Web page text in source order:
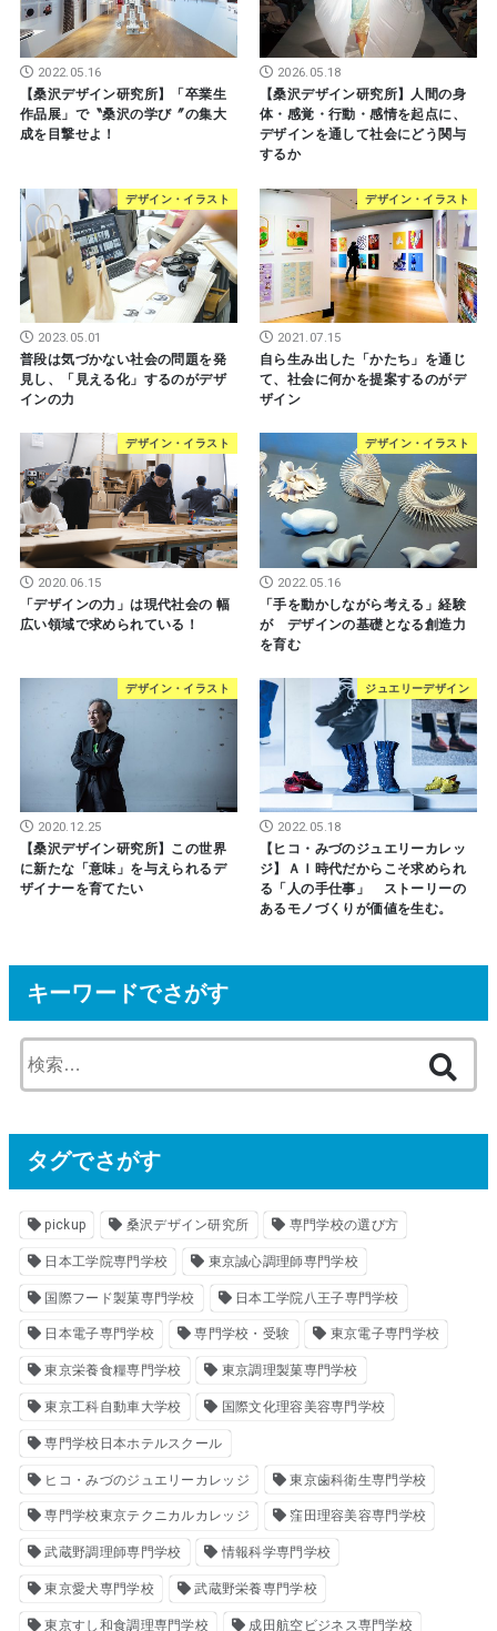
2022.05.16
【桑沢デザイン研究所】「卒業生
作品展」で〝桑沢の学び〞の集大
成を目撃せよ！
2026.05.18
【桑沢デザイン研究所】人間の身
体・感覚・行動・感情を起点に、
デザインを通して社会にどう関与
するか
デザイン・イラスト
2023.05.01
普段は気づかない社会の問題を発
見し、「見える化」するのがデザ
インの力
デザイン・イラスト
2021.07.15
自ら生み出した「かたち」を通じ
て、社会に何かを提案するのがデ
ザイン
デザイン・イラスト
2020.06.15
「デザインの力」は現代社会の 幅
広い領域で求められている！
デザイン・イラスト
2022.05.16
「手を動かしながら考える」経験
が デザインの基礎となる創造力
を育む
デザイン・イラスト
2020.12.25
【桑沢デザイン研究所】この世界
に新たな「意味」を与えられるデ
ザイナーを育てたい
ジュエリーデザイン
2022.05.18
【ヒコ・みづのジュエリーカレッ
ジ】ＡＩ時代だからこそ求められ
る「人の手仕事」 ストーリーの
あるモノづくりが価値を生む。
キーワードでさがす
索
タグでさがす
pickup 桑沢デザイン研究所 専門学校の選び方
日本工学院専門学校 東京誠心調理師専門学校
国際フード製菓専門学校 日本工学院八王子専門学校
日本電子専門学校 専門学校・受験 東京電子専門学校
東京栄養食糧専門学校 東京調理製菓専門学校
東京工科自動車大学校 国際文化理容美容専門学校
専門学校日本ホテルスクール
ヒコ・みづのジュエリーカレッジ 東京歯科衛生専門学校
専門学校東京テクニカルカレッジ 窪田理容美容専門学校
武蔵野調理師専門学校 情報科学専門学校
東京愛犬専門学校 武蔵野栄養専門学校
東京すし和食調理専門学校 成田航空ビジネス専門学校